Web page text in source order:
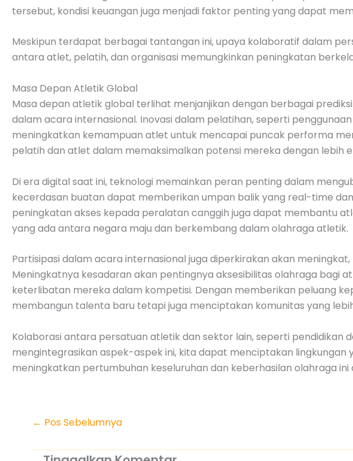
tersebut, kondisi keuangan juga menjadi faktor penting yang dapat
Meskipun terdapat berbagai tantangan ini, upaya kolaboratif dalam
antara atlet, pelatih, dan organisasi memungkinkan peningkatan
Masa Depan Atletik Global
Masa depan atletik global terlihat menjanjikan dengan berbagai
dalam acara internasional. Inovasi dalam pelatihan, seperti
meningkatkan kemampuan atlet untuk mencapai puncak performa
pelatih dan atlet dalam memaksimalkan potensi mereka dengan lebih
Di era digital saat ini, teknologi memainkan peran penting dalam
kecerdasan buatan dapat memberikan umpan balik yang real-time
peningkatan akses kepada peralatan canggih juga dapat membantu
yang ada antara negara maju dan berkembang dalam olahraga atletik.
Partisipasi dalam acara internasional juga diperkirakan akan
Meningkatnya kesadaran akan pentingnya aksesibilitas olahraga
keterlibatan mereka dalam kompetisi. Dengan memberikan peluang
membangun talenta baru tetapi juga menciptakan komunitas yang
Kolaborasi antara persatuan atletik dan sektor lain, seperti pendidikan
mengintegrasikan aspek-aspek ini, kita dapat menciptakan
meningkatkan pertumbuhan keseluruhan dan keberhasilan olahraga ini
← Pos Sebelumnya